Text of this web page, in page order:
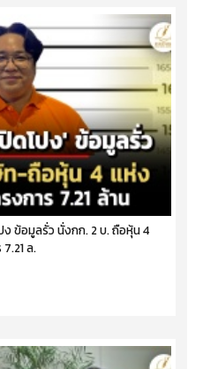
ข้อมูลรั่ว นั่งกก. 2 บ. ถือหุ้น 4
ล.